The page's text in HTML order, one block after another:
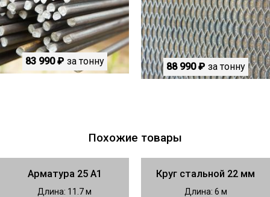
83 990 ₽ за тонну 88 990 ₽ за тонну
Похожие товары
Арматура 25 А1
Длина: 11.7 м
Круг стальной 22 мм
Длина: 6 м